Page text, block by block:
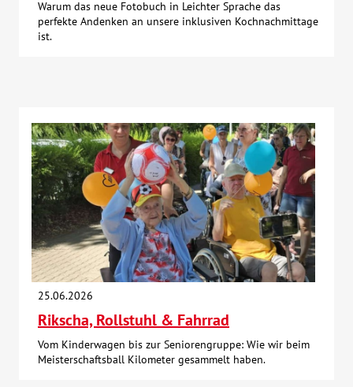
Warum das neue Fotobuch in Leichter Sprache das
perfekte Andenken an unsere inklusiven Kochnachmittage
ist.
25.06.2026
Rikscha, Rollstuhl & Fahrrad
Vom Kinderwagen bis zur Seniorengruppe: Wie wir beim
Meisterschaftsball Kilometer gesammelt haben.